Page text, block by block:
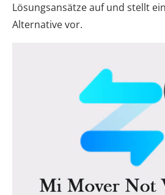
Lösungsansätze auf und stellt
Alternative vor.